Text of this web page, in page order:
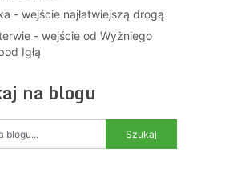
- wejście najłatwiejszą drogą
- wejście od Wyżniego
Igłą
na blogu